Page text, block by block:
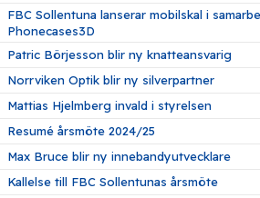
FBC Sollentuna lanserar mobilskal i
Phonecases3D
Patric Börjesson blir ny knatteansvarig
Norrviken Optik blir ny silverpartner
Mattias Hjelmberg invald i styrelsen
Resumé årsmöte 2024/25
Max Bruce blir ny innebandyutvecklare
Kallelse till FBC Sollentunas årsmöte